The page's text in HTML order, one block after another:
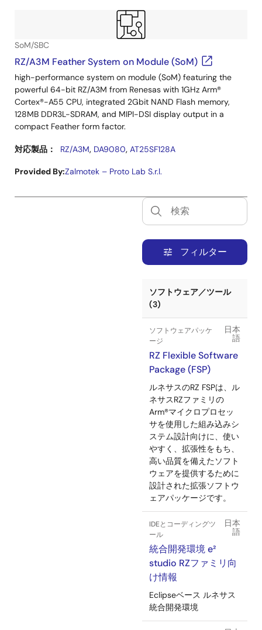
SoM/SBC
RZ/A3M Feather System on Module (SoM)
high-performance system on module (SoM) featuring the
powerful 64-bit RZ/A3M from Renesas with 1GHz Arm®
Cortex®-A55 CPU, integrated 2Gbit NAND Flash memory,
128MB DDR3L-SDRAM, and MIPI-DSI display output in a
compact Feather form factor.
対応製品： RZ/A3M, DA9080, AT25SF128A
Provided By:Zalmotek – Proto Lab S.r.l.
tune フィルター
ソフトウェア／ツール
(3)
ソフトウェアパッケ
ージ
日本
語
RZ Flexible Software
Package (FSP)
ルネサスのRZ FSPは、ル
ネサスRZファミリの
Arm®マイクロプロセッ
サを使用した組み込みシ
ステム設計向けに、使い
やすく、拡張性をもち、
高い品質を備えたソフト
ウェアを提供するために
設計された拡張ソフトウ
ェアパッケージです。
IDEとコーディングツ
ール
日本
語
統合開発環境 e²
studio RZファミリ向
け情報
Eclipseベース ルネサス
統合開発環境